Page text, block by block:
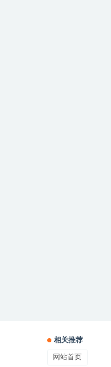
相关推荐
网站首页